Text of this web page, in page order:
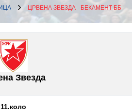
ЦРВЕНА ЗВЕЗДА - БЕКАМЕНТ ББ
Звезда
11.коло